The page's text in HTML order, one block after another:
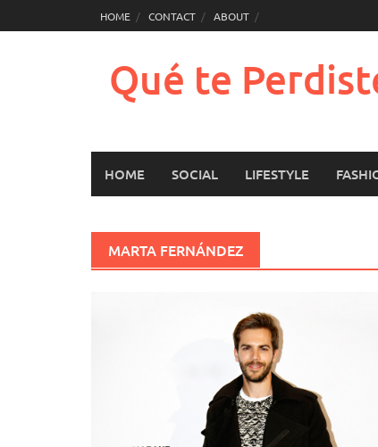
al
HOME CONTACT ABOUT
Qué te
HOME SOCIAL LIFESTYLE
MARTA FERNÁNDEZ